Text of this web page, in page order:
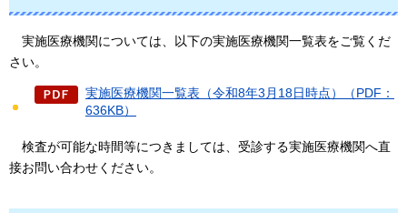
実施医療機関については、以下の実施医療機関一覧表をご覧くだ
さい。
実施医療機関一覧表（令和8年3月18日時点）（PDF：
636KB）
検査が可能な時間等につきましては、受診する実施医療機関へ直
接お問い合わせください。